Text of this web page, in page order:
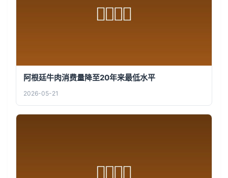
阿根廷牛肉消费量降至20年来最低水平
2026-05-21